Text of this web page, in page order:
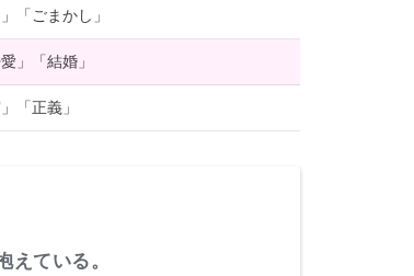
」「ごまかし」
愛」「結婚」
「正義」
えている。